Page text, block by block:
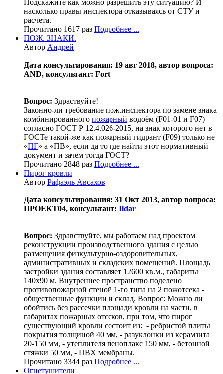
Подскажите как можно разрешить эту ситуацию? И
насколько правы инспектора отказываясь от СТУ и
расчета.
Прочитано 1617 раз Подробнее ...
ПОЖ. ЗНАКИ.
Автор Андрей
Дата консультирования: 19 авг 2018, автор вопроса:
AND, консультант: Fort
Вопрос: Здраствуйте!
Законно-ли требование пож.инспектора по замене знака
комбинированного пожарный водоём (F01-01 и F07)
согласно ГОСТ Р 12.4.026-2015, на знак которого нет в
ГОСТе такой-же как пожарный гидрант (F09) только не
«ПГ» а «ПВ», если да то где найти этот нормативный
документ и зачем тогда ГОСТ?
Прочитано 2848 раз Подробнее ...
Пирог кровли
Автор Рафаэль Авсахов
Дата консультирования: 31 Окт 2013, автор вопроса:
ПРОЕКТ04, консультант: Ildar
Вопрос: Здравствуйте, мы работаем над проектом
реконструкции производственного здания с целью
размещения физкультурно-оздоровительных,
административных и складских помещений. Площадь
застройки здания составляет 12600 кв.м., габариты
140х90 м. Внутреннее пространство поделено
противопожарной стеной 1-го типа на 2 пожотсека -
общественные функции и склад. Вопрос: Можно ли
обойтись без рассечки площади кровли на части, в
габаритах пожарных отсеков, при том, что пирог
существующий кровли состоит из: - ребристой плиты
покрытия толщиной 40 мм, - разуклонки из керамзита
20-150 мм, - утеплителя пеноплакс 150 мм, - бетонной
стяжки 50 мм, - ПВХ мембраны.
Прочитано 3344 раз Подробнее ...
Огнетушители